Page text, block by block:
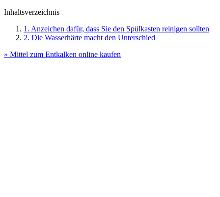
Inhaltsverzeichnis
1. Anzeichen dafür, dass Sie den Spülkasten reinigen sollten
2. Die Wasserhärte macht den Unterschied
» Mittel zum Entkalken online kaufen